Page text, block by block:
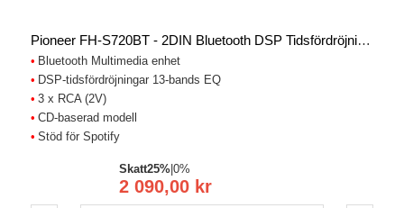
Pioneer FH-S720BT - 2DIN Bluetooth DSP Tidsfördröjning Auto Spelare
Bluetooth Multimedia enhet
DSP-tidsfördröjningar 13-bands EQ
3 x RCA (2V)
CD-baserad modell
Stöd för Spotify
2 090,00 kr
Skatt25% 0%